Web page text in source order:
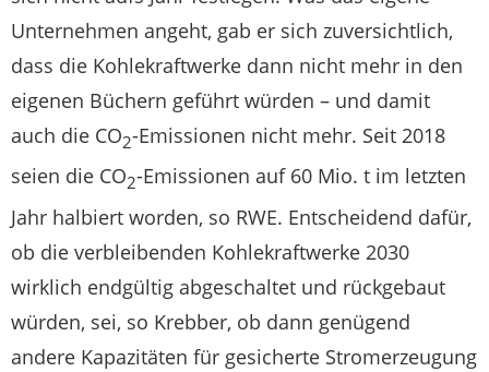
Unternehmen angeht, gab er sich zuversichtlich,
dass die Kohlekraftwerke dann nicht mehr in den
eigenen Büchern geführt würden – und damit
auch die CO2-Emissionen nicht mehr. Seit 2018
seien die CO2-Emissionen auf 60 Mio. t im letzten
Jahr halbiert worden, so RWE. Entscheidend dafür,
ob die verbleibenden Kohlekraftwerke 2030
wirklich endgültig abgeschaltet und rückgebaut
würden, sei, so Krebber, ob dann genügend
andere Kapazitäten für gesicherte Stromerzeugung